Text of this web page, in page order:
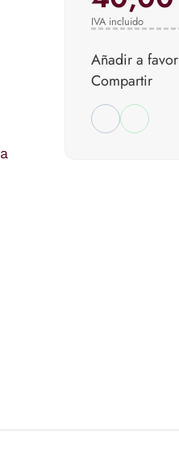
IVA incluido
Añadir a
Compartir